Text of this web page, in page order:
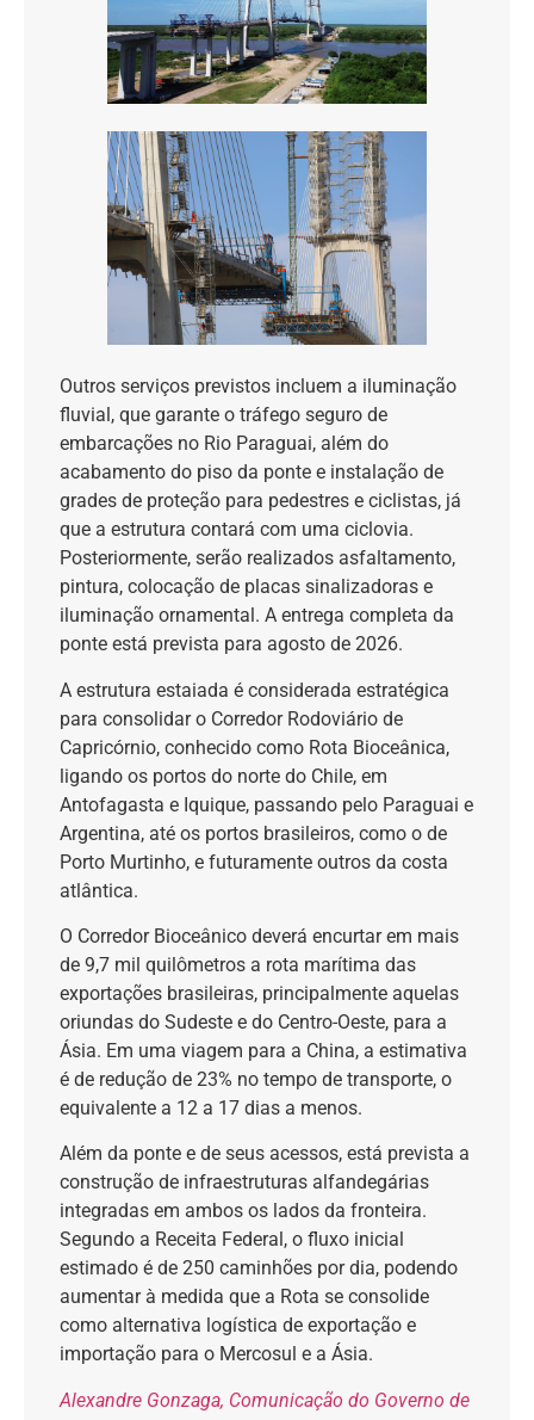
Outros serviços previstos incluem a iluminação
fluvial, que garante o tráfego seguro de
embarcações no Rio Paraguai, além do
acabamento do piso da ponte e instalação de
grades de proteção para pedestres e ciclistas, já
que a estrutura contará com uma ciclovia.
Posteriormente, serão realizados asfaltamento,
pintura, colocação de placas sinalizadoras e
iluminação ornamental. A entrega completa da
ponte está prevista para agosto de 2026.
A estrutura estaiada é considerada estratégica
para consolidar o Corredor Rodoviário de
Capricórnio, conhecido como Rota Bioceânica,
ligando os portos do norte do Chile, em
Antofagasta e Iquique, passando pelo Paraguai e
Argentina, até os portos brasileiros, como o de
Porto Murtinho, e futuramente outros da costa
atlântica.
O Corredor Bioceânico deverá encurtar em mais
de 9,7 mil quilômetros a rota marítima das
exportações brasileiras, principalmente aquelas
oriundas do Sudeste e do Centro-Oeste, para a
Ásia. Em uma viagem para a China, a estimativa
é de redução de 23% no tempo de transporte, o
equivalente a 12 a 17 dias a menos.
Além da ponte e de seus acessos, está prevista a
construção de infraestruturas alfandegárias
integradas em ambos os lados da fronteira.
Segundo a Receita Federal, o fluxo inicial
estimado é de 250 caminhões por dia, podendo
aumentar à medida que a Rota se consolide
como alternativa logística de exportação e
importação para o Mercosul e a Ásia.
Alexandre Gonzaga, Comunicação do Governo de